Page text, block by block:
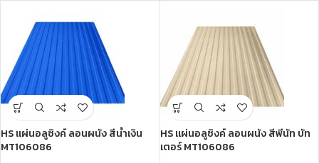
HS แผ่นอลูซิงค์ ลอนผนัง สีน้ำเงิน
MT106086
HS แผ่นอลูซิงค์ ลอนผนัง สีพีนัท บัท
เตอร์ MT106086